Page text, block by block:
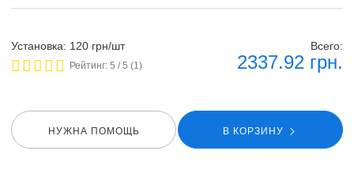
Установка: 120 грн/шт
Рейтинг:5 / 5 (1)
Всего:
2337.92грн.
НУЖНА ПОМОЩЬ В КОРЗИНУ